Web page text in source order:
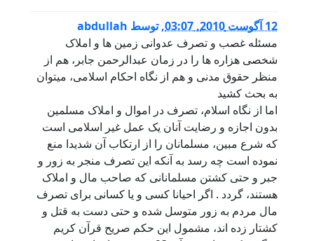
12 آگوست 2010, 03:07 ,توسط abdullah
مسئله غصب و تصرف عدوانی زمین ها و املاک
شخصی هزاره ها را در زمان عبدالرحمن جابر، هم از
منظر حقوق مدنی و هم از نگاه احکام اسلامی، میتوان
به بحث کشید
اما از نگاه اسلام، تصرف در اموال و املاک مسلمین
بدون اجازه و رضایت آنان یک عمل غیر اسلامی است
که شرع مبین، مسلمانان را از ارتکاب آن شدیدا منع
نموده است چه رسد به آنکه این تصرف منجر به زور و
جبر و حتی کشتن مسلمانانی که صاحب مال و املاک
هستند، گردد . اگر احیانا کسی و یا کسانی برای تصرف
مال مردم به زور متوسل شده و حتی دست به قتل و
کشتار زده اند، مشمول این حکم صریح قرآن کریم